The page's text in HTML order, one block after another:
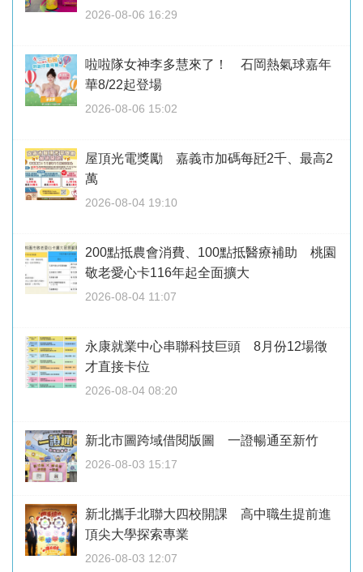
2026-08-06 16:29
啦啦隊女神李多慧來了！ 石岡熱氣球嘉年
華8/22起登場
2026-08-06 15:02
屋頂光電獎勵 嘉義市加碼每瓩2千、最高2
萬
2026-08-04 19:10
200點抵農會消費、100點抵醫療補助 桃園
敬老愛心卡116年起全面擴大
2026-08-04 11:07
永康就業中心串聯科技巨頭 8月份12場徵
才直接卡位
2026-08-04 08:20
新北市圖跨域借閱版圖 一證暢通至新竹
2026-08-03 15:17
新北攜手北聯大四校開課 高中職生提前進
頂尖大學探索專業
2026-08-03 12:07